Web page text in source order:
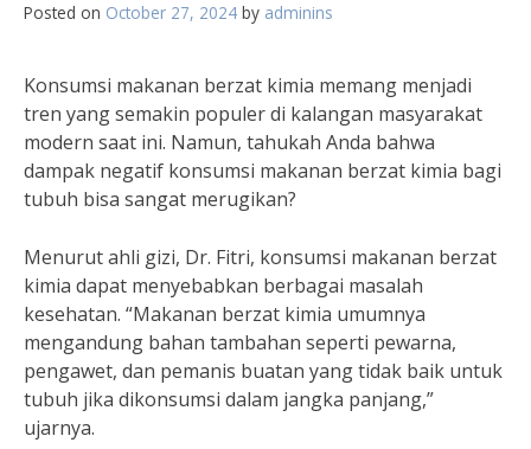
Posted on October 27, 2024 by adminins
Konsumsi makanan berzat kimia memang menjadi
tren yang semakin populer di kalangan masyarakat
modern saat ini. Namun, tahukah Anda bahwa
dampak negatif konsumsi makanan berzat kimia bagi
tubuh bisa sangat merugikan?
Menurut ahli gizi, Dr. Fitri, konsumsi makanan berzat
kimia dapat menyebabkan berbagai masalah
kesehatan. “Makanan berzat kimia umumnya
mengandung bahan tambahan seperti pewarna,
pengawet, dan pemanis buatan yang tidak baik untuk
tubuh jika dikonsumsi dalam jangka panjang,”
ujarnya.